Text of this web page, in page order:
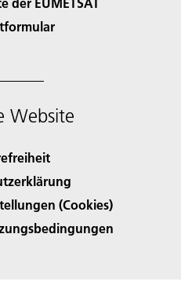
Website
(Cookies)